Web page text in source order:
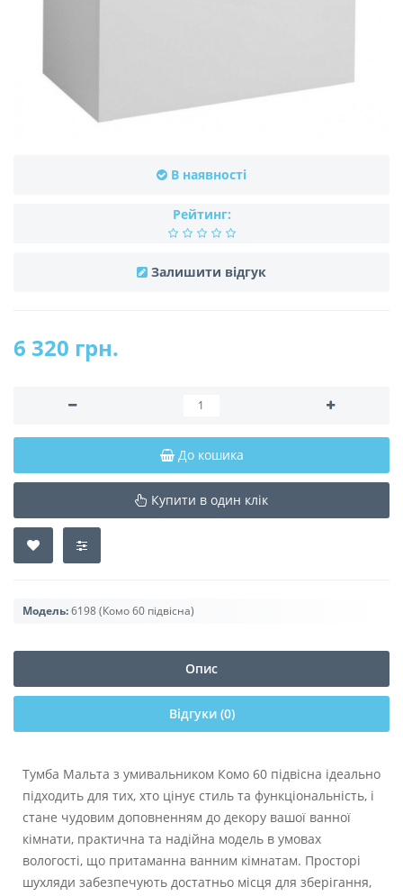
В наявності
Рейтинг:
Залишити відгук
6 320 грн.
До кошика
Купити в один клік
Модель:6198 (Комо 60 підвісна)
Опис
Відгуки (0)
Тумба Мальта з умивальником Комо 60 підвісна ідеально
підходить для тих, хто цінує стиль та функціональність, і
стане чудовим доповненням до декору вашої ванної
кімнати, практична та надійна модель в умовах
вологості, що притаманна ванним кімнатам. Просторі
шухляди забезпечують достатньо місця для зберігання,